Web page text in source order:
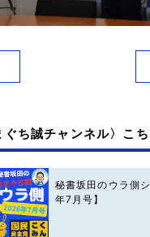
ぐち誠チャンネル〉こ
秘書坂田のウラ側
年7月号】